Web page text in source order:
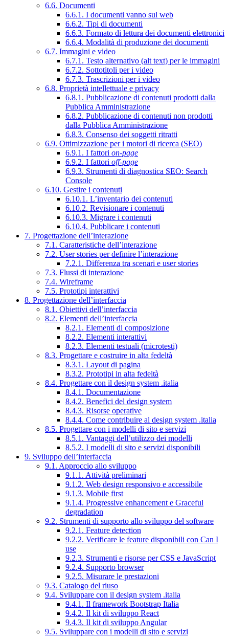
6.6. Documenti
6.6.1. I documenti vanno sul web
6.6.2. Tipi di documenti
6.6.3. Formato di lettura dei documenti elettronici
6.6.4. Modalità di produzione dei documenti
6.7. Immagini e video
6.7.1. Testo alternativo (alt text) per le immagini
6.7.2. Sottotitoli per i video
6.7.3. Trascrizioni per i video
6.8. Proprietà intellettuale e privacy
6.8.1. Pubblicazione di contenuti prodotti dalla
Pubblica Amministrazione
6.8.2. Pubblicazione di contenuti non prodotti
dalla Pubblica Amministrazione
6.8.3. Consenso dei soggetti ritratti
6.9. Ottimizzazione per i motori di ricerca (SEO)
6.9.1. I fattori on-page
6.9.2. I fattori off-page
6.9.3. Strumenti di diagnostica SEO: Search
Console
6.10. Gestire i contenuti
6.10.1. L’inventario dei contenuti
6.10.2. Revisionare i contenuti
6.10.3. Migrare i contenuti
6.10.4. Pubblicare i contenuti
7. Progettazione dell’interazione
7.1. Caratteristiche dell’interazione
7.2. User stories per definire l’interazione
7.2.1. Differenza tra scenari e user stories
7.3. Flussi di interazione
7.4. Wireframe
7.5. Prototipi interattivi
8. Progettazione dell’interfaccia
8.1. Obiettivi dell’interfaccia
8.2. Elementi dell’interfaccia
8.2.1. Elementi di composizione
8.2.2. Elementi interattivi
8.2.3. Elementi testuali (microtesti)
8.3. Progettare e costruire in alta fedeltà
8.3.1. Layout di pagina
8.3.2. Prototipi in alta fedeltà
8.4. Progettare con il design system .italia
8.4.1. Documentazione
8.4.2. Benefici del design system
8.4.3. Risorse operative
8.4.4. Come contribuire al design system .italia
8.5. Progettare con i modelli di sito e servizi
8.5.1. Vantaggi dell’utilizzo dei modelli
8.5.2. I modelli di sito e servizi disponibili
9. Sviluppo dell’interfaccia
9.1. Approccio allo sviluppo
9.1.1. Attività preliminari
9.1.2. Web design responsivo e accessibile
9.1.3. Mobile first
9.1.4. Progressive enhancement e Graceful
degradation
9.2. Strumenti di supporto allo sviluppo del software
9.2.1. Feature detection
9.2.2. Verificare le feature disponibili con Can I
use
9.2.3. Strumenti e risorse per CSS e JavaScript
9.2.4. Supporto browser
9.2.5. Misurare le prestazioni
9.3. Catalogo del riuso
9.4. Sviluppare con il design system .italia
9.4.1. Il framework Bootstrap Italia
9.4.2. Il kit di sviluppo React
9.4.3. Il kit di sviluppo Angular
9.5. Sviluppare con i modelli di sito e servizi